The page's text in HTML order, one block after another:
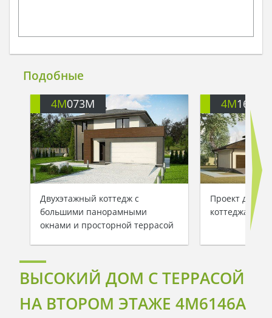
Подобные
4M073M
Двухэтажный коттедж с
большими панорамными
окнами и просторной террасой
4M1638
Проект
коттеджа
ВЫСОКИЙ ДОМ C ТЕРРАСОЙ
НА ВТОРОМ ЭТАЖЕ 4M6146A